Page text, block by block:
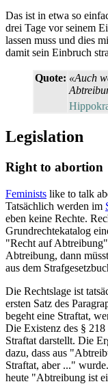
Das ist in etwa so
drei Tage vor seinem
lassen muss und dies
damit sein Einbruch
Quote: «Auch
Legislation
Right to abortion
Feminists like to talk
Tatsächlich werden im
eben keine Rechte.
Grundrechtekatalog
"Recht auf
Abtreibung, dann
aus dem
Die Rechtslage ist
ersten Satz des
begeht eine Straftat,
Die Existenz des §
Straftat darstellt. Die
dazu, dass aus
Straftat, aber ..."
heute "Abtreibung ist